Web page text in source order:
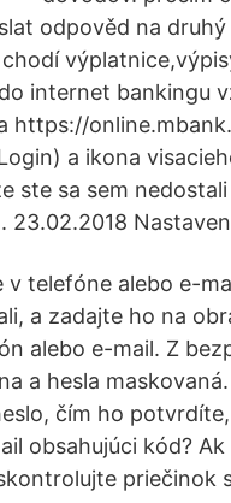
odpověd na
internet bankingu
https://
a ikona
ste sa sem
23.02.2018
v telefóne alebo e-
a zadajte ho na
alebo e-mail. Z
a hesla
čím ho
obsahujúci kód?
priečinok